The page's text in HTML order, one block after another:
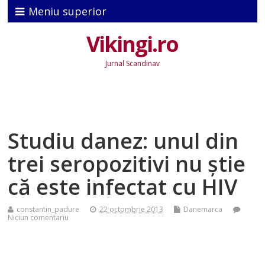
Meniu superior
Vikingi.ro
Jurnal Scandinav
Studiu danez: unul din
trei seropozitivi nu ştie
că este infectat cu HIV
constantin_padure 22 octombrie 2013
Danemarca
Niciun comentariu